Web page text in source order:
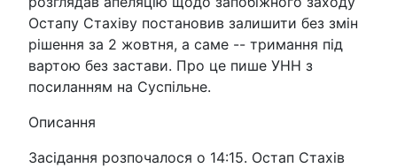
Остапу Стахіву постановив залишити без змін
рішення за 2 жовтня, а саме -- тримання під
вартою без застави. Про це пише УНН з
посиланням на Суспільне.
Описання
Засідання розпочалося о 14:15. Остап Стахів